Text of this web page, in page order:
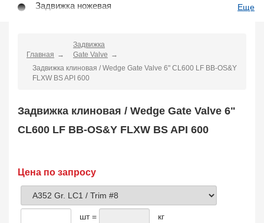
Задвижка ножевая
Globe Valve
2191
Клапан регулирующий
Control Valve
2
Клапан обратный
Plug Valve
148
Затвор дисковый
Фильтр сетчатый
Еще
Главная
Задвижка
Gate Valve
Задвижка клиновая / Wedge Gate Valve 6" CL600 LF BB-OS&Y
FLXW BS API 600
Задвижка клиновая / Wedge Gate Valve 6"
CL600 LF BB-OS&Y FLXW BS API 600
Цена по запросу
шт = кг